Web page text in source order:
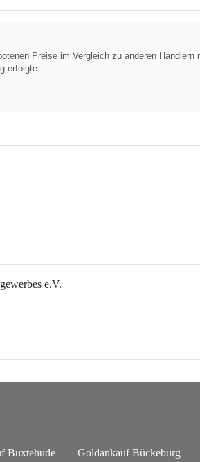
Preise im Vergleich zu anderen Händlern
erfolgte...
e.V.
Buxtehude Goldankauf Bückeburg